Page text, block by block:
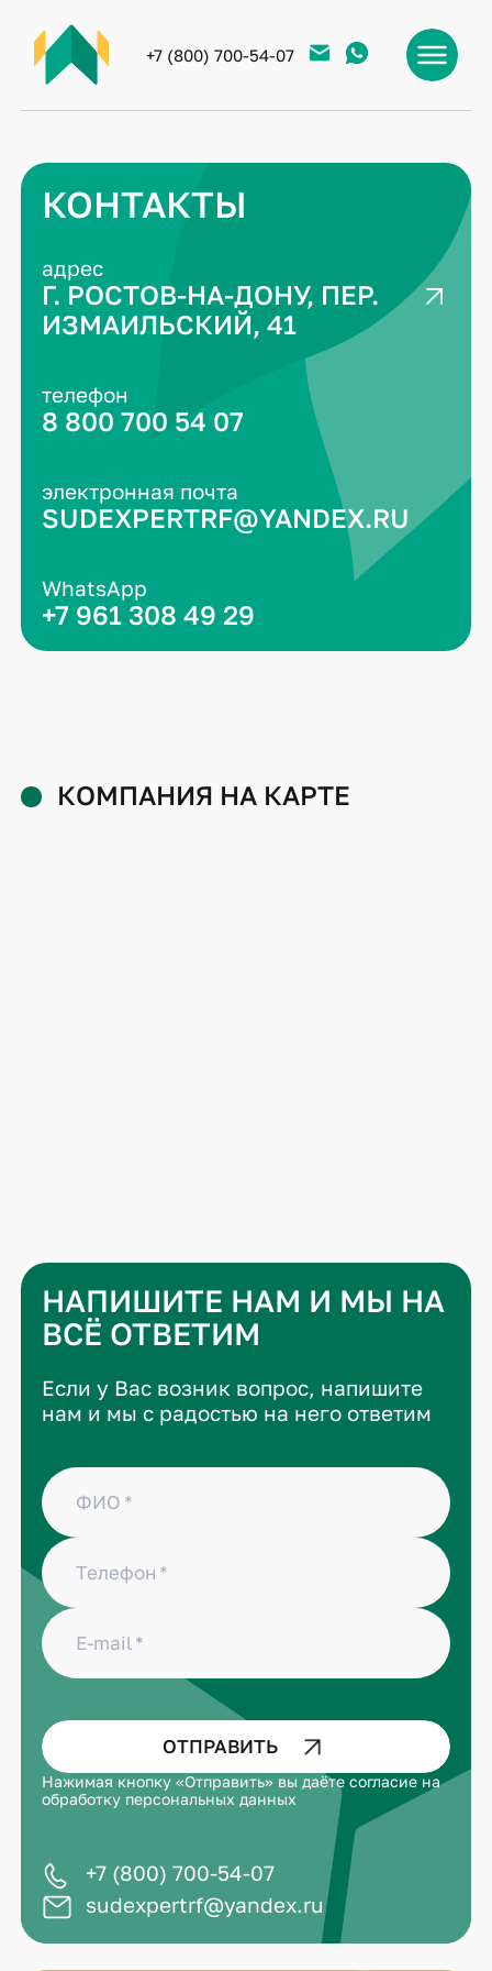
+7 (800) 700-54-07
КОНТАКТЫ
адрес
Г. РОСТОВ-НА-ДОНУ, ПЕР.
ИЗМАИЛЬСКИЙ, 41
телефон
8 800 700 54 07
электронная почта
SUDEXPERTRF@YANDEX.RU
WhatsApp
+7 961 308 49 29
КОМПАНИЯ НА КАРТЕ
НАПИШИТЕ НАМ И МЫ НА
ВСЁ ОТВЕТИМ
Если у Вас возник вопрос, напишите
нам и мы с радостью на него ответим
ФИО
Телефон
E-mail
ОТПРАВИТЬ
Нажимая кнопку «Отправить» вы даёте согласие на
обработку персональных данных
+7 (800) 700-54-07
sudexpertrf@yandex.ru